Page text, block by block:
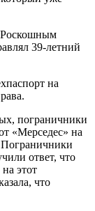
Роскошным
39-летний
на
пограничники
«Мерседес» на
Пограничники
ответ, что
этот
что